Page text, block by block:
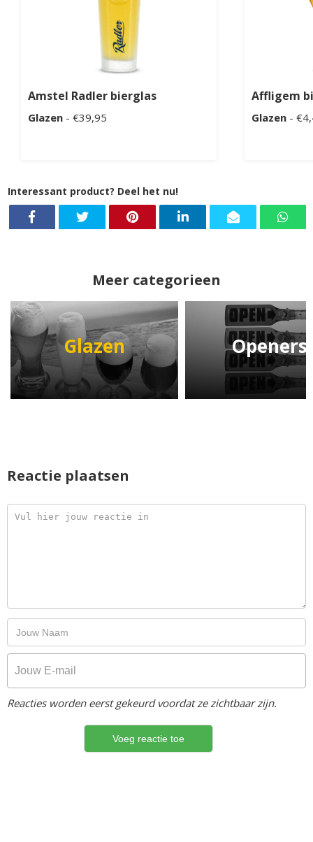
Amstel Radler bierglas
Glazen - €39,95
Affligem
Glazen -
Interessant product? Deel het nu!
Meer categorieen
Glazen Openers
Reactie plaatsen
Reacties worden eerst gekeurd voordat ze zichtbaar zijn.